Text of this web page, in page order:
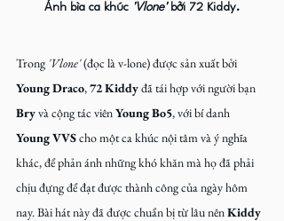
Ảnh bìa ca khúc 'Vlone' bởi 72 Kiddy.
Trong 'Vlone' (đọc là v-lone) được sản xuất bởi
Young Draco, 72 Kiddy đã tái hợp với người bạn
Bry và cộng tác viên Young Bo5, với bí danh
Young VVS cho một ca khúc nội tâm và ý nghĩa
khác, để phản ánh những khó khăn mà họ đã phải
chịu đựng để đạt được thành công của ngày hôm
nay. Bài hát này đã được chuẩn bị từ lâu nên Kiddy